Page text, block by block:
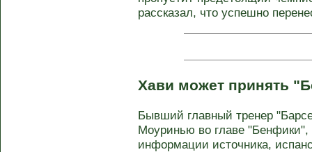
рассказал, что успешно
Хави может принять
Бывший главный тренер
Моуринью во главе
информации источника,